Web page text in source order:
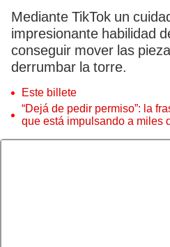
Mediante TikTok un
impresionante habilidad
conseguir mover las
derrumbar la torre.
Este billete
“Dejá de pedir permiso”: la
que está impulsando a miles